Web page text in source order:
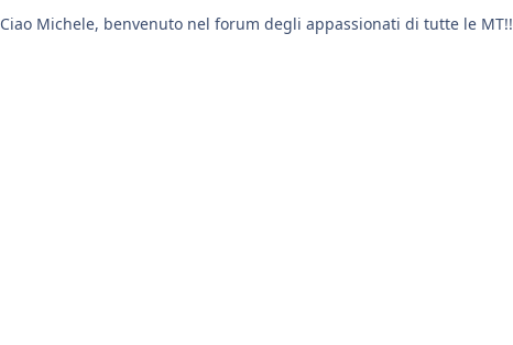
Ciao Michele, benvenuto nel forum degli appassionati di tutte le MT!!